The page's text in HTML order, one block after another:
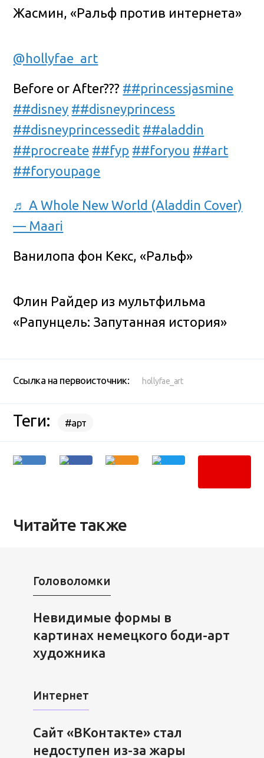
Жасмин, «Ральф против интернета»
@hollyfae_art
Before or After??? ##princessjasmine
##disney ##disneyprincess
##disneyprincessedit ##aladdin
##procreate ##fyp ##foryou ##art
##foryoupage
♬ A Whole New World (Aladdin Cover)
— Maari
Ванилопа фон Кекс, «Ральф»
Флин Райдер из мультфильма
«Рапунцель: Запутанная история»
Ссылка на первоисточник: hollyfae_art
Теги: #арт
Читайте также
Головоломки
Невидимые формы в
картинах немецкого боди-арт
художника
Интернет
Сайт «ВКонтакте» стал
недоступен из-за жары